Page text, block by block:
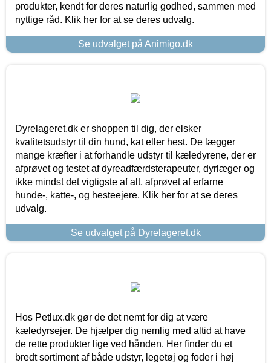
produkter, kendt for deres naturlig godhed, sammen med
nyttige råd. Klik her for at se deres udvalg.
Se udvalget på Animigo.dk
Dyrelageret.dk er shoppen til dig, der elsker
kvalitetsudstyr til din hund, kat eller hest. De lægger
mange kræfter i at forhandle udstyr til kæledyrene, der er
afprøvet og testet af dyreadfærdsterapeuter, dyrlæger og
ikke mindst det vigtigste af alt, afprøvet af erfarne
hunde-, katte-, og hesteejere. Klik her for at se deres
udvalg.
Se udvalget på Dyrelageret.dk
Hos Petlux.dk gør de det nemt for dig at være
kæledyrsejer. De hjælper dig nemlig med altid at have
de rette produkter lige ved hånden. Her finder du et
bredt sortiment af både udstyr, legetøj og foder i høj